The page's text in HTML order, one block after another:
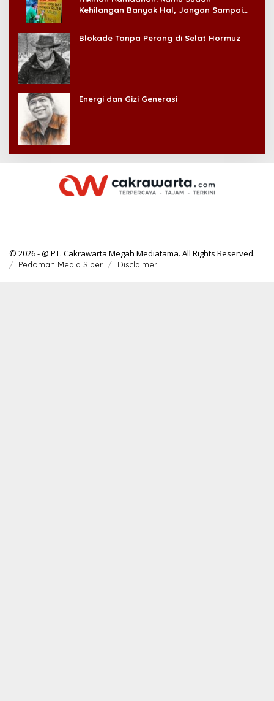
Kehilangan Banyak Hal, Jangan Sampai
Blokade Tanpa Perang di Selat Hormuz
Energi dan Gizi Generasi
© 2026 - @ PT. Cakrawarta Megah Mediatama. All Rights Reserved.
Pedoman Media Siber Disclaimer